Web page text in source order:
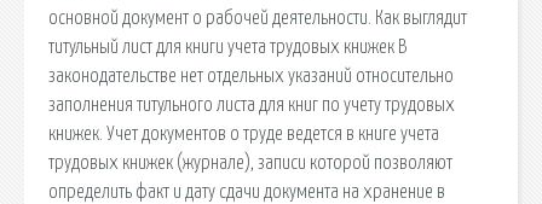
основной документ о рабочей деятельности. Как выглядит
титульный лист для книги учета трудовых книжек В
законодательстве нет отдельных указаний относительно
заполнения титульного листа для книг по учету трудовых
книжек. Учет документов о труде ведется в книге учета
трудовых книжек (журнале), записи которой позволяют
определить факт и дату сдачи документа на хранение в